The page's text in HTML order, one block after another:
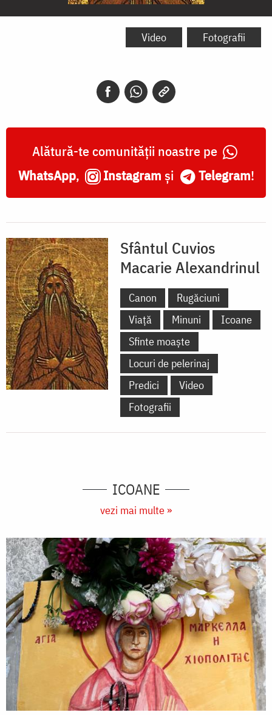
Sfântul
Video Fotografii
Alătură-te comunității noastre pe
WhatsApp, Instagram și Telegram!
Sfântul Cuvios
Macarie Alexandrinul
Canon
Rugăciuni
Viață
Minuni
Icoane
Sfinte moaște
Locuri de pelerinaj
Predici
Video
Fotografii
ICOANE
vezi mai multe »